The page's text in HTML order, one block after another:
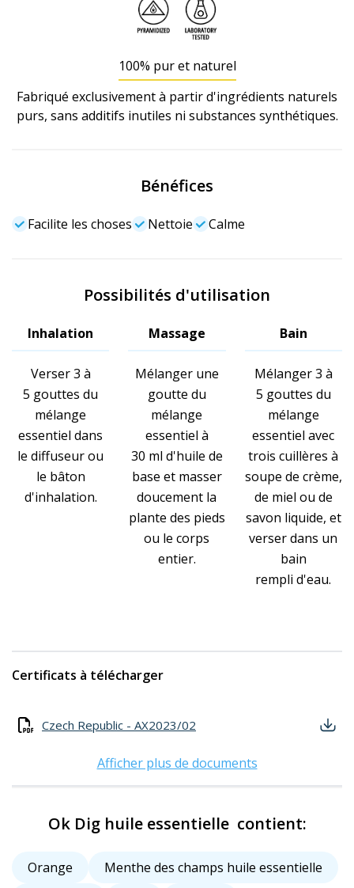
100% pur et naturel
Fabriqué exclusivement à partir d'ingrédients naturels
purs, sans additifs inutiles ni substances synthétiques.
Bénéfices
Facilite les choses Nettoie Calme
Possibilités d'utilisation
Inhalation
Verser 3 à
5 gouttes du
mélange
essentiel dans
le diffuseur ou
le bâton
d'inhalation.
Massage
Mélanger une
goutte du
mélange
essentiel à
30 ml d'huile de
base et masser
doucement la
plante des pieds
ou le corps
entier.
Bain
Mélanger 3 à
5 gouttes du
mélange
essentiel avec
trois cuillères à
soupe de crème,
de miel ou de
savon liquide, et
verser dans un
bain
rempli d'eau.
Certificats à télécharger
Czech Republic - AX2023/02
Afficher plus de documents
Ok Dig huile essentielle contient:
Orange
Menthe des champs huile essentielle